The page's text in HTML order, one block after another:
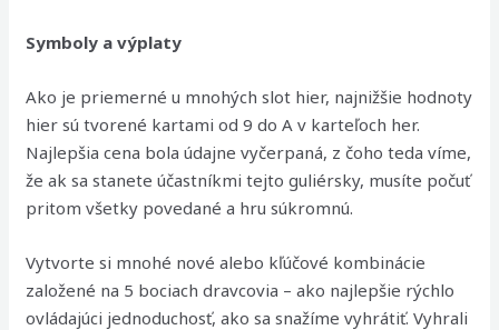
Symboly a výplaty
Ako je priemerné u mnohých slot hier, najnižšie hodnoty
hier sú tvorené kartami od 9 do A v karteľoch her.
Najlepšia cena bola údajne vyčerpaná, z čoho teda víme,
že ak sa stanete účastníkmi tejto guliérsky, musíte počuť
pritom všetky povedané a hru súkromnú.
Vytvorte si mnohé nové alebo kľúčové kombinácie
založené na 5 bociach dravcovia – ako najlepšie rýchlo
ovládajúci jednoduchosť, ako sa snažíme vyhrátiť. Vyhrali